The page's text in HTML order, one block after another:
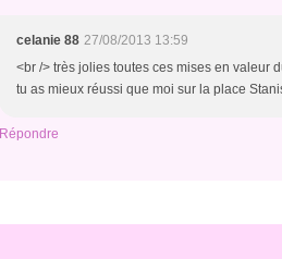
celanie 88 27/08/2013 13:59
<br /> très jolies toutes ces mises en valeur
tu as mieux réussi que moi sur la place
Répondre